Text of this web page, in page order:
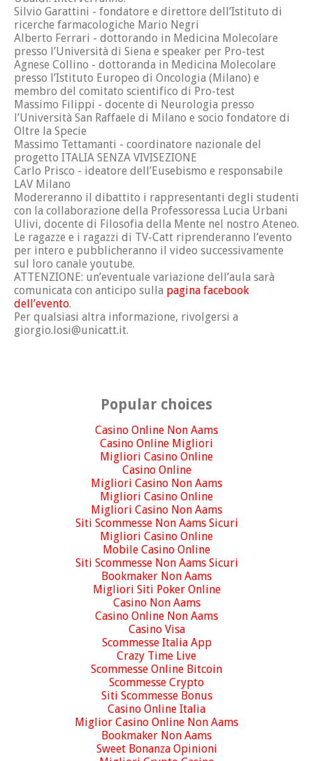
Silvio Garattini - fondatore e direttore dell’Istituto di
ricerche farmacologiche Mario Negri
Alberto Ferrari - dottorando in Medicina Molecolare
presso l’Università di Siena e speaker per Pro-test
Agnese Collino - dottoranda in Medicina Molecolare
presso l’Istituto Europeo di Oncologia (Milano) e
membro del comitato scientifico di Pro-test
Massimo Filippi - docente di Neurologia presso
l’Università San Raffaele di Milano e socio fondatore di
Oltre la Specie
Massimo Tettamanti - coordinatore nazionale del
progetto ITALIA SENZA VIVISEZIONE
Carlo Prisco - ideatore dell’Eusebismo e responsabile
LAV Milano
Modereranno il dibattito i rappresentanti degli studenti
con la collaborazione della Professoressa Lucia Urbani
Ulivi, docente di Filosofia della Mente nel nostro Ateneo.
Le ragazze e i ragazzi di TV-Catt riprenderanno l’evento
per intero e pubblicheranno il video successivamente
sul loro canale youtube.
ATTENZIONE: un’eventuale variazione dell’aula sarà
comunicata con anticipo sulla pagina facebook
dell’evento.
Per qualsiasi altra informazione, rivolgersi a
giorgio.losi@unicatt.it.
Popular choices
Casino Online Non Aams
Casino Online Migliori
Migliori Casino Online
Casino Online
Migliori Casino Non Aams
Migliori Casino Online
Migliori Casino Non Aams
Siti Scommesse Non Aams Sicuri
Migliori Casino Online
Mobile Casino Online
Siti Scommesse Non Aams Sicuri
Bookmaker Non Aams
Migliori Siti Poker Online
Casino Non Aams
Casino Online Non Aams
Casino Visa
Scommesse Italia App
Crazy Time Live
Scommesse Online Bitcoin
Scommesse Crypto
Siti Scommesse Bonus
Casino Online Italia
Miglior Casino Online Non Aams
Bookmaker Non Aams
Sweet Bonanza Opinioni